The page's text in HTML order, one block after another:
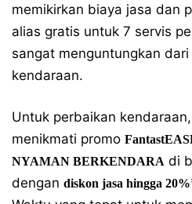
memikirkan biaya jasa dan
alias gratis untuk 7 servis
sangat menguntungkan
kendaraan.
Untuk perbaikan
menikmati promo
NYAMAN BERKENDARA di
dengan diskon jasa hingga 20%